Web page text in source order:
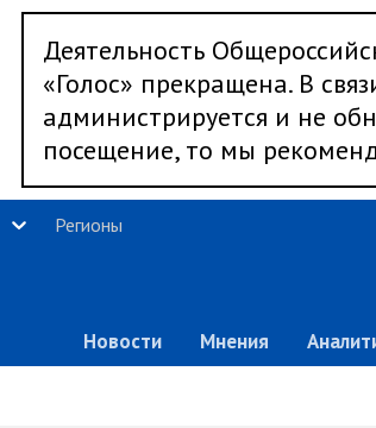
Деятельность
«Голос» прекращена. В
администрируется и не
посещение, то мы
Регионы
Новости Мнения